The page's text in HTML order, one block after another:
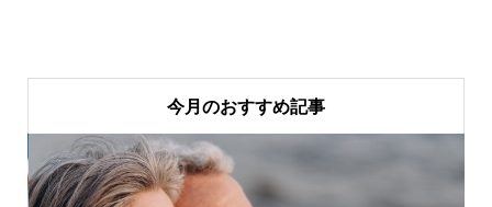
今月のおすすめ記事